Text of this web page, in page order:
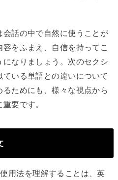
会話の中で自然に使うことが
をふまえ、自信を持ってこ
なりましょう。次のセクシ
ている単語との違いについて
ためにも、様々な視点から
要です。
用法を理解することは、英